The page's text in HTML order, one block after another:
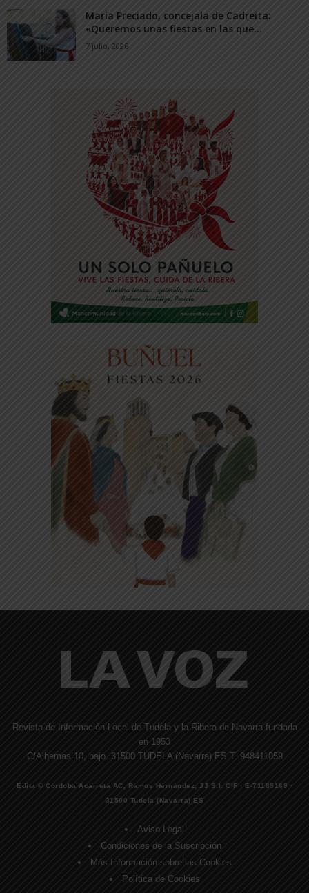
María Preciado, concejala de Cadreita:
«Queremos unas fiestas en las que...
7 julio, 2026
Revista de Información Local de Tudela y la Ribera de Navarra fundada
en 1953
C/Alhemas 10, bajo. 31500 TUDELA (Navarra) ES T. 948411059
Edita © Córdoba Acarreta AC, Ramos Hernández, JJ S.I. CIF · E-71185169 ·
31500 Tudela (Navarra) ES
Aviso Legal
Condiciones de la Suscripción
Más Información sobre las Cookies
Política de Cookies